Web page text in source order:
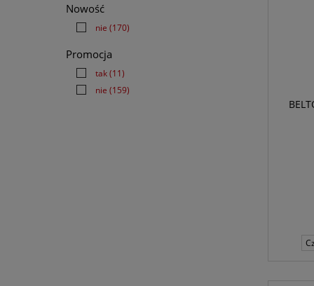
Nowość
nie (170)
Promocja
tak(11)
nie (159)